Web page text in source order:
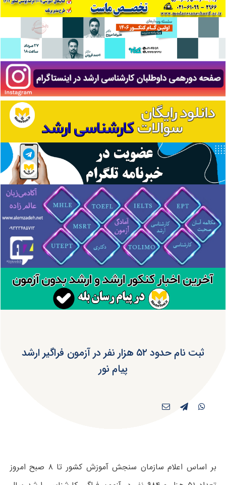
ثبت‌ نام حدود ۵۲ هزار نفر در آزمون فراگیر ارشد
پیام نور
بر اساس اعلام سازمان سنجش آموزش کشور تا ۸ صبح امروز